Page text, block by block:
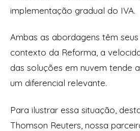
implementação gradual do IVA.
Ambas as abordagens têm
contexto da Reforma, a
das soluções em nuvem tende
um diferencial relevante.
Para ilustrar essa situação,
Thomson Reuters, nossa